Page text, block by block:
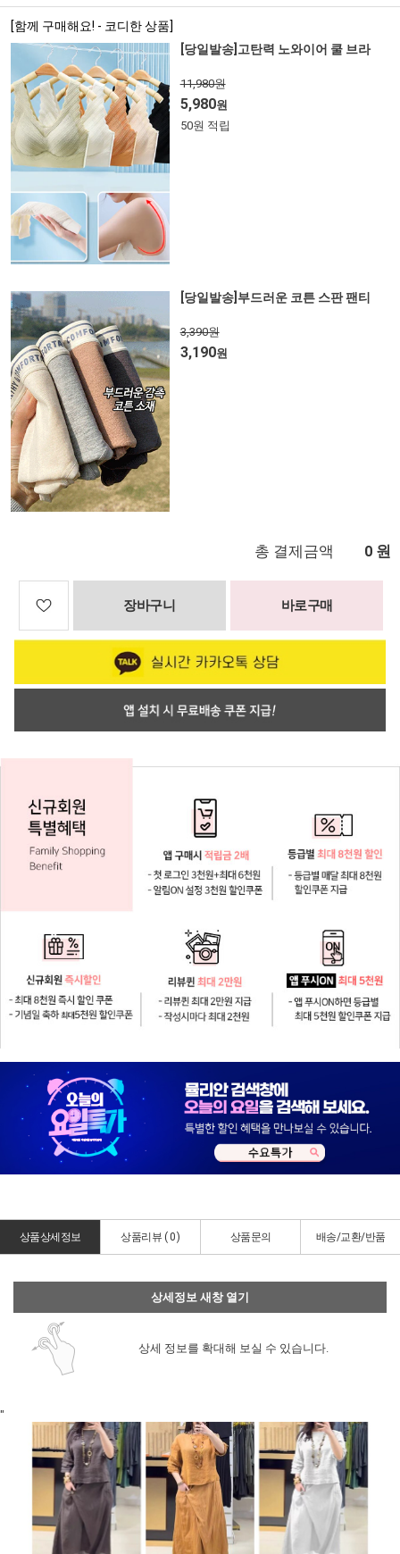
[함께 구매해요! - 코디한 상품]
[당일발송]고탄력 노와이어 쿨 브라
11,980원
5,980원
50원 적립
[당일발송]부드러운 코튼 스판 팬티
3,390원
3,190원
총 결제금액 0 원
장바구니 바로구매
상품상세정보 상품리뷰 ( 0) 상품문의 배송/교환/반품
상세정보 새창 열기
상세 정보를 확대해 보실 수 있습니다.
"